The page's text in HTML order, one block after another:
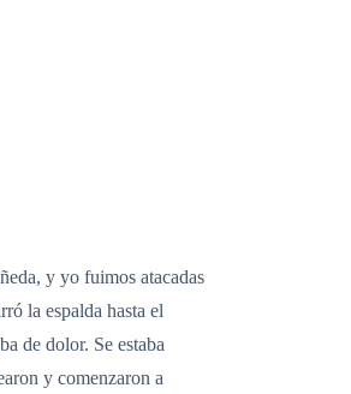
y yo fuimos atacadas
la espalda hasta el
de dolor. Se estaba
y comenzaron a